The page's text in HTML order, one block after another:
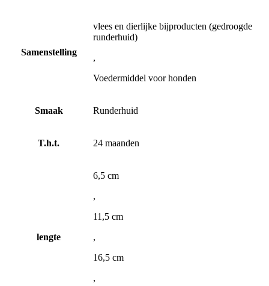
Samenstelling
vlees en dierlijke bijproducten (gedroogde
runderhuid)
,
Voedermiddel voor honden
Smaak Runderhuid
T.h.t. 24 maanden
lengte
6,5 cm
,
11,5 cm
,
16,5 cm
,